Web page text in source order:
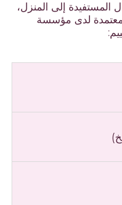
المستفيدة إلى المنزل،
لدى مؤسسة